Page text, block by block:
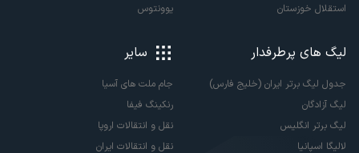
استقلال خوزستان
یوونتوس
لیگ های پرطرفدار
جدول لیگ برتر ایران (خلیج فارس)
لیگ آزادگان
لیگ برتر انگلیس
لالیگا اسپانیا
سایر
جام ملت های آسیا
رنکینگ فیفا
نقل و انتقالات اروپا
نقل و انتقالات ایران